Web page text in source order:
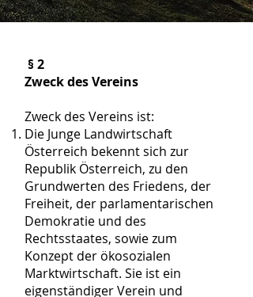
§ 2
Zweck des Vereins
Zweck des Vereins ist:
Die Junge Landwirtschaft
Österreich bekennt sich zur
Republik Österreich, zu den
Grundwerten des Friedens, der
Freiheit, der parlamentarischen
Demokratie und des
Rechtsstaates, sowie zum
Konzept der ökosozialen
Marktwirtschaft. Sie ist ein
eigenständiger Verein und